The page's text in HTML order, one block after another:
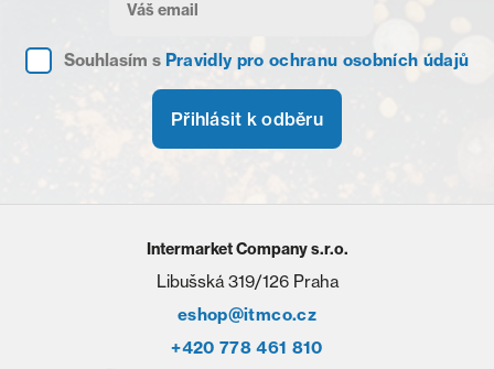
Souhlasím s Pravidly pro ochranu osobních údajů
Přihlásit k odběru
Intermarket Company s.r.o.
Libušská 319/126 Praha
eshop@itmco.cz
+420 778 461 810